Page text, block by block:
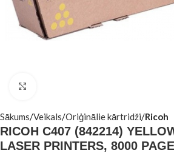
Sākums Veikals Oriģinālie kārtridži Ricoh
RICOH C407 (842214)
LASER PRINTERS, 8000